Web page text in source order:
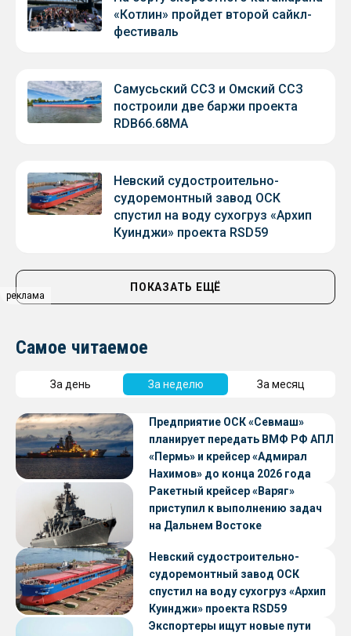
реклама
«Котлин» пройдет второй сайкл-
фестиваль
Самусьский ССЗ и Омский ССЗ
построили две баржи проекта
RDB66.68МА
Невский судостроительно-
судоремонтный завод ОСК
спустил на воду сухогруз «Архип
Куинджи» проекта RSD59
ПОКАЗАТЬ ЕЩЁ
Самое читаемое
За день За неделю За месяц
Предприятие ОСК «Севмаш»
планирует передать ВМФ РФ АПЛ
«Пермь» и крейсер «Адмирал
Нахимов» до конца 2026 года
Ракетный крейсер «Варяг»
приступил к выполнению задач
на Дальнем Востоке
Невский судостроительно-
судоремонтный завод ОСК
спустил на воду сухогруз «Архип
Куинджи» проекта RSD59
Экспортеры ищут новые пути